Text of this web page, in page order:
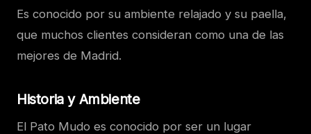
Es conocido por su ambiente relajado y su paella,
que muchos clientes consideran como una de las
mejores de Madrid.
Historia y Ambiente
El Pato Mudo es conocido por ser un lugar